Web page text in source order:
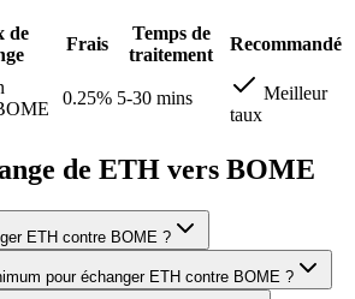
de
Frais
Temps de
traitement
Recommandé
0.25% 5-30 mins
Meilleur
taux
de ETH vers BOME
ETH contre BOME ?
pour échanger ETH contre BOME ?